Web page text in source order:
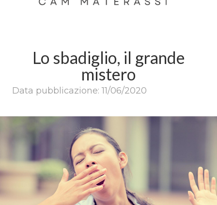
Lo sbadiglio, il grande
mistero
Data pubblicazione: 11/06/2020